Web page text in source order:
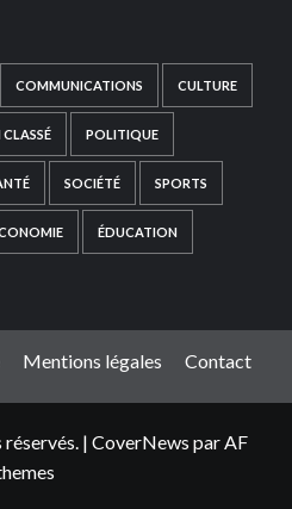
COMMUNICATIONS CULTURE
POLITIQUE
SOCIÉTÉ SPORTS
ÉDUCATION
Mentions légales Contact
| CoverNews par AF